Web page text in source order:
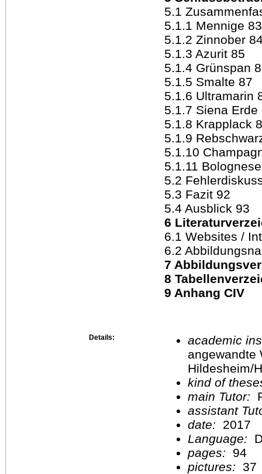
5.1
5.1.1 Mennige 83
5.1.2 Zinnober
5.1.3 Azurit 85
5.1.4 Grünspan
5.1.5 Smalte 87
5.1.6 Ultramarin
5.1.7 Siena Erde
5.1.8 Krapplack
5.1.9
5.1.10
5.1.11
5.2
5.3 Fazit 92
5.4 Ausblick 93
6
6.1 Websites /
6.2
7
8
9 Anhang CIV
Details:
academic
angewandte
Hildesheim/
kind of
main Tutor:
assistant
date:
2017
Language:
pages:
94
pictures: 37